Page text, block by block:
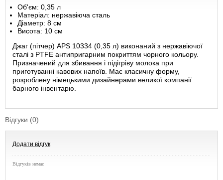
Об'єм: 0,35 л
Матеріал: нержавіюча сталь
Діаметр: 8 см
Висота: 10 см
Джаг (пітчер) APS 10334 (0,35 л) виконаний з нержавіючої
сталі з PTFE антипригарним покриттям чорного кольору.
Призначений для збивання і підігріву молока при
приготуванні кавових напоїв. Має класичну форму,
розроблену німецькими дизайнерами великої компанії
барного інвентарю.
Відгуки (0)
Додати відгук
Відгуків немає